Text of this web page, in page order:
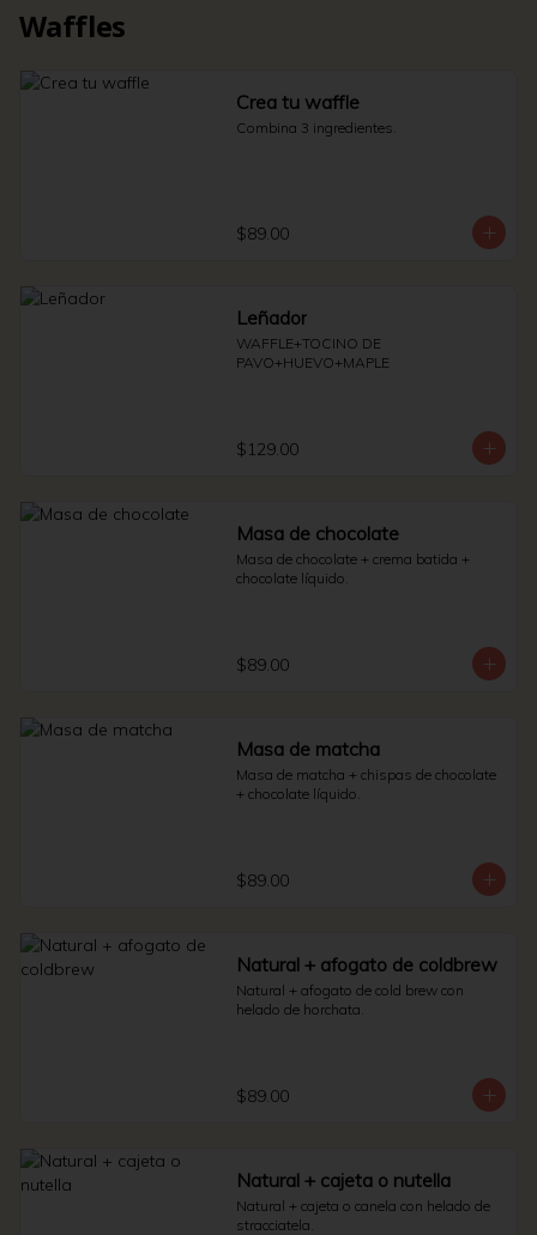
Waffles
Crea tu waffle
Combina 3 ingredientes.
$89.00
Leñador
WAFFLE+TOCINO DE
PAVO+HUEVO+MAPLE
$129.00
Masa de chocolate
Masa de chocolate + crema batida +
chocolate líquido.
$89.00
Masa de matcha
Masa de matcha + chispas de chocolate
+ chocolate líquido.
$89.00
Natural + afogato de coldbrew
Natural + afogato de cold brew con
helado de horchata.
$89.00
Natural + cajeta o nutella
Natural + cajeta o canela con helado de
stracciatela.